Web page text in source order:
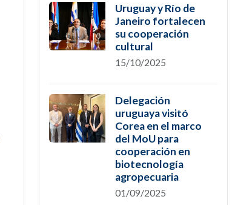
Uruguay y Río de
Janeiro fortalecen
su cooperación
cultural
15/10/2025
Delegación
uruguaya visitó
Corea en el marco
del MoU para
cooperación en
biotecnología
agropecuaria
01/09/2025